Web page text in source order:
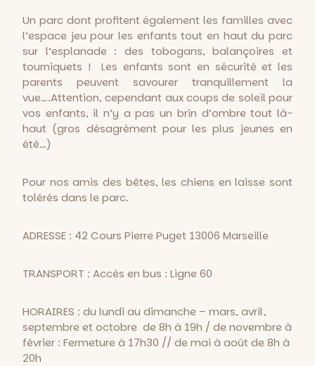
Un parc dont profitent également les familles avec
l’espace jeu pour les enfants tout en haut du parc
sur l’esplanade : des tobogans, balançoires et
tourniquets ! Les enfants sont en sécurité et les
parents peuvent savourer tranquillement la
vue….Attention, cependant aux coups de soleil pour
vos enfants, il n’y a pas un brin d’ombre tout là-
haut (gros désagrément pour les plus jeunes en
été…)
Pour nos amis des bêtes, les chiens en laisse sont
tolérés dans le parc.
ADRESSE : 42 Cours Pierre Puget 13006 Marseille
TRANSPORT : Accès en bus : Ligne 60
HORAIRES : du lundi au dimanche – mars, avril,
septembre et octobre de 8h à 19h / de novembre à
février : Fermeture à 17h30 // de mai à août de 8h à
20h